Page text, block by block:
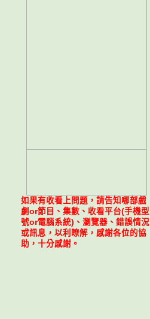
如果有收看上問題，請告知哪部戲
劇or節目、集數、收看平台(手機型
號or電腦系統)、瀏覽器、錯誤情況
或訊息，以利瞭解，感謝各位的協
助，十分感謝。